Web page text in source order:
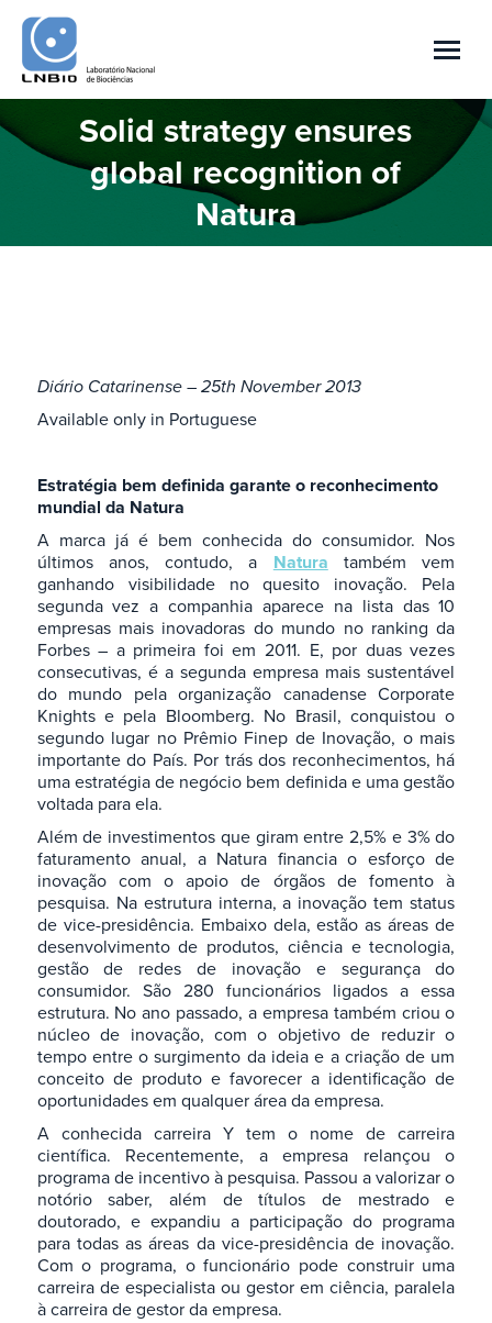
Solid strategy ensures
global recognition of
Natura
Você está aqui:
Diário Catarinense – 25th November 2013
Available only in Portuguese
Estratégia bem definida garante o reconhecimento
mundial da Natura
A marca já é bem conhecida do consumidor. Nos
últimos anos, contudo, a Natura
também vem
ganhando visibilidade no quesito inovação. Pela
segunda vez a companhia aparece na lista das 10
empresas mais inovadoras do mundo no ranking da
Forbes – a primeira foi em 2011. E, por duas vezes
consecutivas, é a segunda empresa mais sustentável
do mundo pela organização canadense Corporate
Knights e pela Bloomberg. No Brasil, conquistou o
segundo lugar no Prêmio Finep de Inovação, o mais
importante do País. Por trás dos reconhecimentos, há
uma estratégia de negócio bem definida e uma gestão
voltada para ela.
Além de investimentos que giram entre 2,5% e 3% do
faturamento anual, a Natura financia o esforço de
inovação com o apoio de órgãos de fomento à
pesquisa. Na estrutura interna, a inovação tem status
de vice-presidência. Embaixo dela, estão as áreas de
desenvolvimento de produtos, ciência e tecnologia,
gestão de redes de inovação e segurança do
consumidor. São 280 funcionários ligados a essa
estrutura. No ano passado, a empresa também criou o
núcleo de inovação, com o objetivo de reduzir o
tempo entre o surgimento da ideia e a criação de um
conceito de produto e favorecer a identificação de
oportunidades em qualquer área da empresa.
A conhecida carreira Y tem o nome de carreira
científica. Recentemente, a empresa relançou o
programa de incentivo à pesquisa. Passou a valorizar o
notório saber, além de títulos de mestrado e
doutorado, e expandiu a participação do programa
para todas as áreas da vice-presidência de inovação.
Com o programa, o funcionário pode construir uma
carreira de especialista ou gestor em ciência, paralela
à carreira de gestor da empresa.